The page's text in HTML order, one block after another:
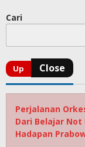
Cari
Perjalanan
Dari Belajar
Hadapan